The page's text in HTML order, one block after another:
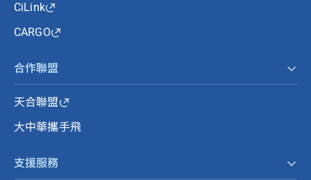
CiLink
CARGO
合作聯盟
天合聯盟
大中華攜手飛
支援服務